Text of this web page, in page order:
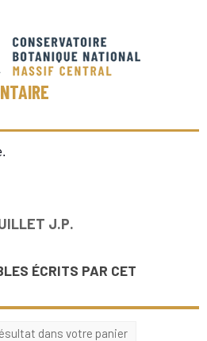
J.P.
ÉCRITS PAR CET
dans votre panier